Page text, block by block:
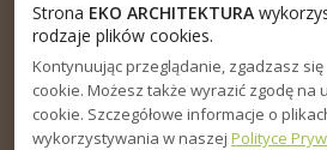
MENU
INFORMACJA
Strona EKO ARCHITEKTURA
rodzaje plików cookies.
Kontynuując przeglądanie, zgadzasz
cookie. Możesz także wyrazić zgodę na
cookie. Szczegółowe informacje o
wykorzystywania w naszej Polityce